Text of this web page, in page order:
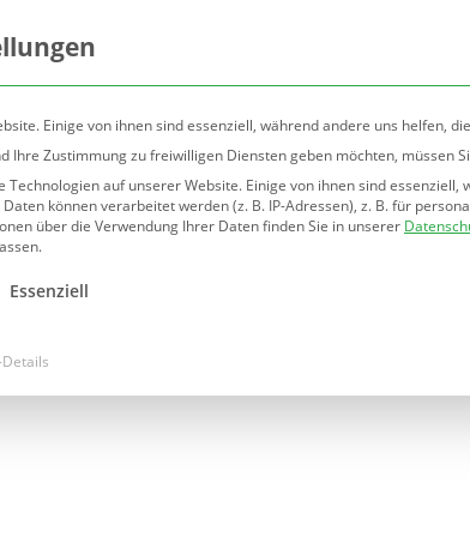
Unsere Schule Ausrichtung
Ferienbetreuung an der
Einige von ihnen sind essenziell, während andere uns helfen,
Ihre Zustimmung zu freiwilligen Diensten geben möchten, müssen
Technologien auf unserer Website. Einige von ihnen sind
können verarbeitet werden (z. B. IP-Adressen), z. B. für
über die Verwendung Ihrer Daten finden Sie in unserer
Gruppen, für die eine Einwilligung erteilt
Essenziell